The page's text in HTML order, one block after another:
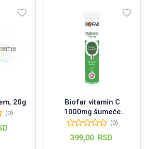
20g
(0)
Biofar vitamin C
1000mg šumeće
tablete, 20kom
(0)
399,00 RSD